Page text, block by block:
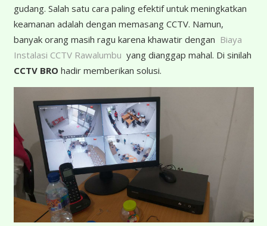
gudang. Salah satu cara paling efektif untuk meningkatkan
keamanan adalah dengan memasang CCTV. Namun,
banyak orang masih ragu karena khawatir dengan Biaya
Instalasi CCTV Rawalumbu yang dianggap mahal. Di sinilah
CCTV BRO hadir memberikan solusi.